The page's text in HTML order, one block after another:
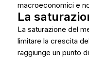
macroeconomici e
La
La saturazione del
limitare la crescita
raggiunge un punto